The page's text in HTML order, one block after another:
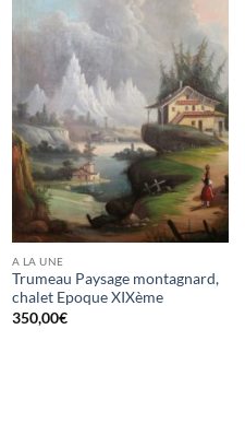
A LA UNE
Trumeau Paysage montagnard,
chalet Epoque XIXème
350,00€